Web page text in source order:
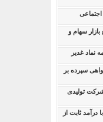
سهام و
نماد غدیر
سپرده بر
۱۶ درصدی مبلغ فروش ماهانه ۲۷۶ شرکت تولیدی
ثابت از